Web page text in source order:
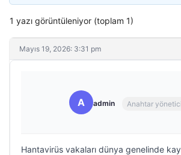
1 yazı görüntüleniyor (toplam 1)
Mayıs 19, 2026: 3:31 pm
A admin Anahtar yönetici
Hantavirüs vakaları dünya genelinde